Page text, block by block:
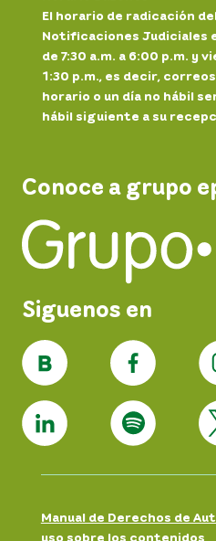
El horario de radicación
Notificaciones Judiciales
de 7:30 a.m. a 6:00 p.m. y
1:30 p.m., es decir,
horario o un día no hábil
hábil siguiente a su
Conoce a grupo
Siguenos en
Manual de Derechos de
uso sobre los contenidos